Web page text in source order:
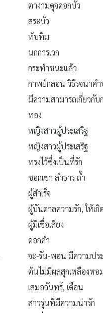
ตางามดุจดอกบัว
สระบัว
ทับทิม
นกการเวก
กระทำชนะแล้ว
กาพย์กลอน วิธีรจนาค
มีความสามารถเกี่ยวกั
ทอง
หญิงสาวผู้ประเสริฐ
หญิงสาวผู้ประเสริฐ
ทรงไว้ซึ่งเป็นที่รัก
ซอกเขา ลำธาร ถ้ำ
ผู้สำเร็จ
ผู้บันดาลความรัก, ให้เกิ
ผู้มีเชื่อเสียง
ดอกคำ
จะ-รัน-พอน มีความปร
ต้นไม่มีผลสุกเหลืองหอ
เสมอจันทร์, เดือน
สาวรุ่นที่มีความน่ารัก